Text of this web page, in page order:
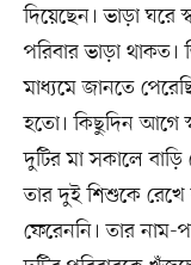
দিয়েছেন। ভাড়া ঘরে
পরিবার ভাড়া
মাধ্যমে জানতে
হতো। কিছুদিন আগে
দুটির মা সকালে
তার দুই শিশুকে
ফেরেননি। তার